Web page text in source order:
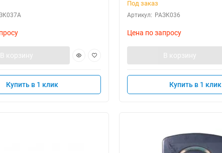
В корзину
Купить в 1 клик
Под заказ
Артикул: РАЗК036
Цена по запросу
В корзину
Купить в 1 клик